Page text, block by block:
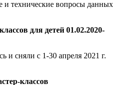
и технические вопросы данных
для детей 01.02.2020-
и сняли с 1-30 апреля 2021 г.
классов